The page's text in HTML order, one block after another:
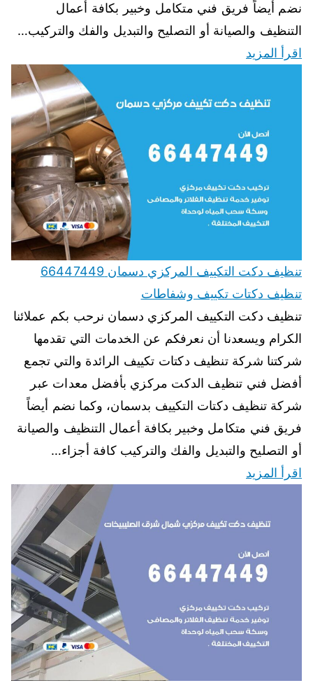
نضم أيضاً فريق فني متكامل وخبير بكافة أعمال
التنظيف والصيانة أو التصليح والتبديل والفك والتركيب…
اقرأ المزيد
تنظيف دكت التكييف المركزي دسمان 66447449
تنظيف دكتات تكييف وشفاطات
تنظيف دكت التكييف المركزي دسمان نرحب بكم عملائنا
الكرام ويسعدنا أن نعرفكم عن الخدمات التي تقدمها
شركتنا شركة تنظيف دكتات تكييف الرائدة والتي تجمع
أفضل فني تنظيف الدكت مركزي بأفضل معدات عبر
شركة تنظيف دكتات التكييف بدسمان، وكما نضم أيضاً
فريق فني متكامل وخبير بكافة أعمال التنظيف والصيانة
أو التصليح والتبديل والفك والتركيب كافة أجزاء…
اقرأ المزيد